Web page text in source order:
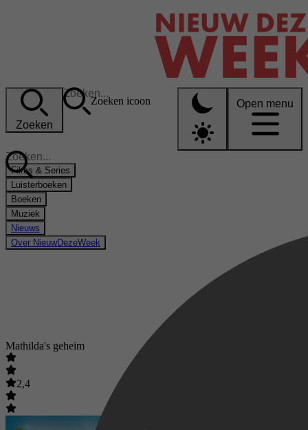
Zoeken
Zoeken icoon Open menu
Films & Series
Luisterboeken
Boeken
Muziek
Nieuws
Over NieuwDezeWeek
Mathilda's geheim
2,4